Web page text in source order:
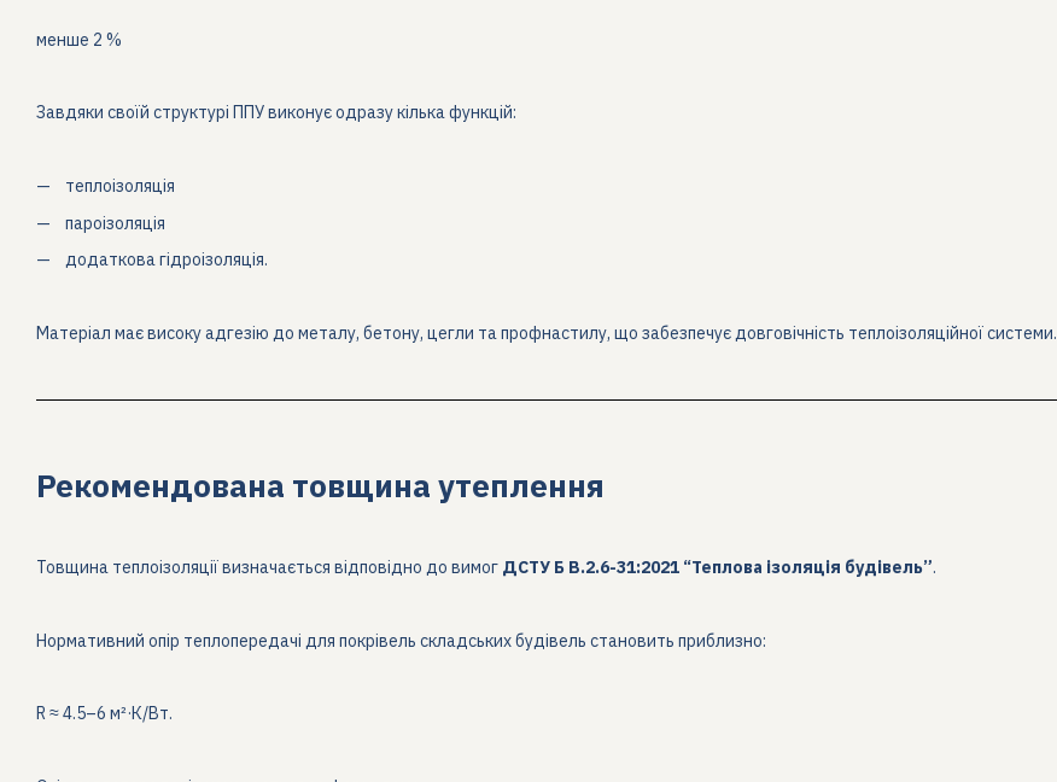
менше 2 %
Завдяки своїй структурі ППУ виконує одразу кілька функцій:
теплоізоляція
пароізоляція
додаткова гідроізоляція.
Матеріал має високу адгезію до металу, бетону, цегли та профнастилу, що забезпечує довговічність теплоізоляційної системи.
Рекомендована товщина утеплення
Товщина теплоізоляції визначається відповідно до вимог ДСТУ Б В.2.6-31:2021 “Теплова ізоляція будівель”.
Нормативний опір теплопередачі для покрівель складських будівель становить приблизно:
R ≈ 4.5–6 м²·К/Вт.